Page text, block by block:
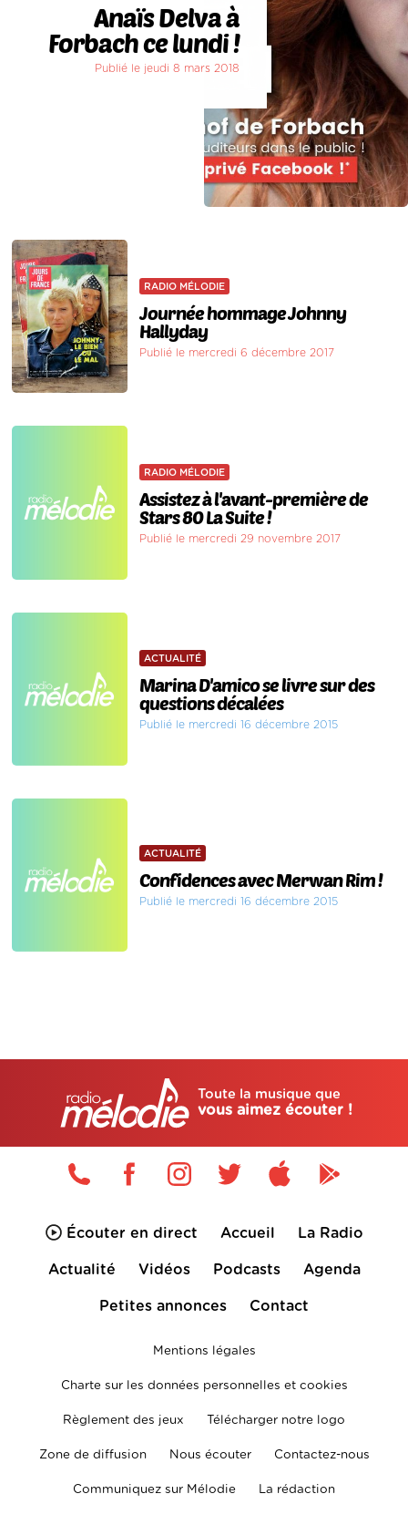
Anaïs Delva à
Forbach ce lundi !
Publié le jeudi 8 mars 2018
RADIO MÉLODIE
Journée hommage Johnny
Hallyday
Publié le mercredi 6 décembre 2017
RADIO MÉLODIE
Assistez à l'avant-première de
Stars 80 La Suite !
Publié le mercredi 29 novembre 2017
ACTUALITÉ
Marina D'amico se livre sur des
questions décalées
Publié le mercredi 16 décembre 2015
ACTUALITÉ
Confidences avec Merwan Rim !
Publié le mercredi 16 décembre 2015
Toute la musique que
vous aimez écouter !
Écouter en direct Accueil La Radio
Actualité Vidéos Podcasts Agenda
Petites annonces Contact
Mentions légales
Charte sur les données personnelles et cookies
Règlement des jeux Télécharger notre logo
Zone de diffusion Nous écouter Contactez-nous
Communiquez sur Mélodie La rédaction